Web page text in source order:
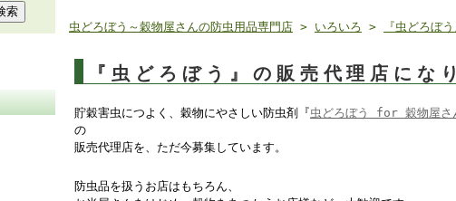
虫どろぼう～穀物屋さんの防虫用品専門店 > いろいろ > 『虫どろぼ
『虫どろぼう』の販売代理店にな
貯穀害虫につよく、穀物にやさしい防虫剤『虫どろぼう for 穀物屋さ
の
販売代理店を、ただ今募集しています。
防虫品を扱うお店はもちろん、